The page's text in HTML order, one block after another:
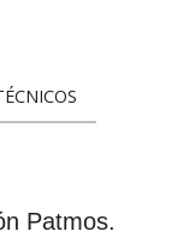
Patmos.